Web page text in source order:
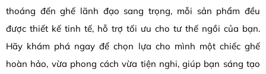
thoáng đến ghế lãnh đạo sang trọng, mỗi sản phẩm đều
được thiết kế tinh tế, hỗ trợ tối ưu cho tư thế ngồi của bạn.
Hãy khám phá ngay để chọn lựa cho mình một chiếc ghế
hoàn hảo, vừa phong cách vừa tiện nghi, giúp bạn sáng tạo